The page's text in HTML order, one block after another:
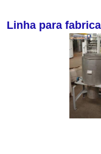
Linha para